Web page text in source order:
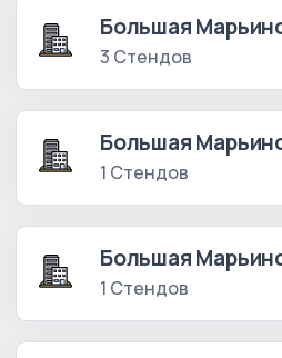
Большая
3 Стендов
Большая
1 Стендов
Большая
1 Стендов